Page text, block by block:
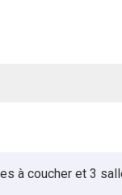
à coucher et 3